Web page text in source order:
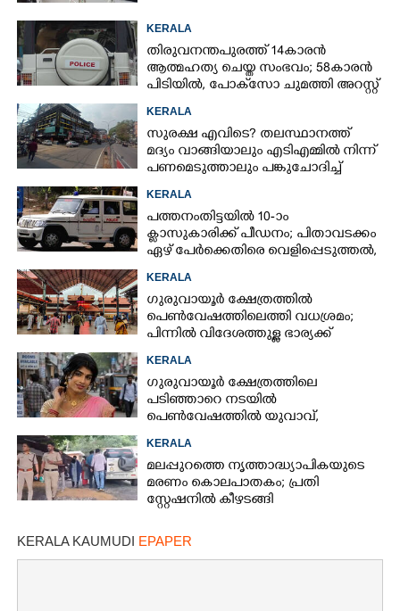
KERALA
തിരുവനന്തപുരത്ത് 14കാരൻ
ആത്മഹത്യ ചെയ്ത സംഭവം; 58കാരൻ
പിടിയിൽ, പോക്‌സോ ചുമത്തി അറസ്റ്റ്
KERALA
സുരക്ഷ എവിടെ?​ തലസ്ഥാനത്ത്
മദ്യം വാങ്ങിയാലും എടിഎമ്മിൽ നിന്ന്
പണമെടുത്താലും പങ്കുചോദിച്ച്
KERALA
പത്തനംതിട്ടയിൽ 10-ാം
ക്ലാസുകാരിക്ക് പീഡനം; പിതാവടക്കം
ഏഴ് പേർക്കെതിരെ വെളിപ്പെടുത്തൽ,
KERALA
ഗുരുവായൂർ ക്ഷേത്രത്തിൽ
പെൺവേഷത്തിലെത്തി വധശ്രമം;
പിന്നിൽ വിദേശത്തുള്ള ഭാര്യക്ക്
KERALA
ഗുരുവായൂർ ക്ഷേത്രത്തിലെ
പടിഞ്ഞാറെ നടയിൽ
പെൺവേഷത്തിൽ യുവാവ്,​
തെളിഞ്ഞത് വൻഗൂഢാലോചന
KERALA
മലപ്പുറത്തെ നൃത്താദ്ധ്യാപികയുടെ
മരണം കൊലപാതകം; പ്രതി
സ്റ്റേഷനിൽ കീഴടങ്ങി
KERALA KAUMUDI EPAPER